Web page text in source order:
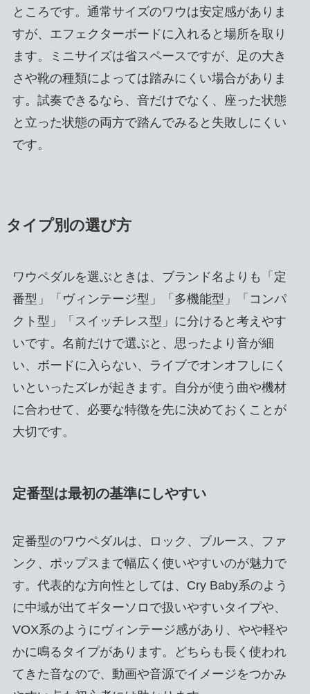
ところです。通常サイズのワウは安定感がありま
すが、エフェクターボードに入れると場所を取り
ます。ミニサイズは省スペースですが、足の大き
さや靴の種類によっては踏みにくい場合がありま
す。試奏できるなら、音だけでなく、座った状態
と立った状態の両方で踏んでみると失敗しにくい
です。
タイプ別の選び方
ワウペダルを選ぶときは、ブランド名よりも「定
番型」「ヴィンテージ型」「多機能型」「コンパ
クト型」「スイッチレス型」に分けると考えやす
いです。名前だけで選ぶと、思ったより音が細
い、ボードに入らない、ライブでオンオフしにく
いといったズレが起きます。自分が使う曲や機材
に合わせて、必要な特徴を先に決めておくことが
大切です。
定番型は最初の基準にしやすい
定番型のワウペダルは、ロック、ブルース、ファ
ンク、ポップスまで幅広く使いやすいのが魅力で
す。代表的な方向性としては、Cry Baby系のよう
に中域が出てギターソロで扱いやすいタイプや、
VOX系のようにヴィンテージ感があり、やや軽や
かに鳴るタイプがあります。どちらも長く使われ
てきた音なので、動画や音源でイメージをつかみ